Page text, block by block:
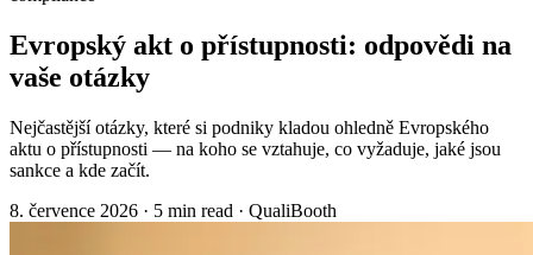
Evropský akt o přístupnosti: odpovědi na
vaše otázky
Nejčastější otázky, které si podniky kladou ohledně Evropského
aktu o přístupnosti — na koho se vztahuje, co vyžaduje, jaké jsou
sankce a kde začít.
8. července 2026 · 5 min read · QualiBooth